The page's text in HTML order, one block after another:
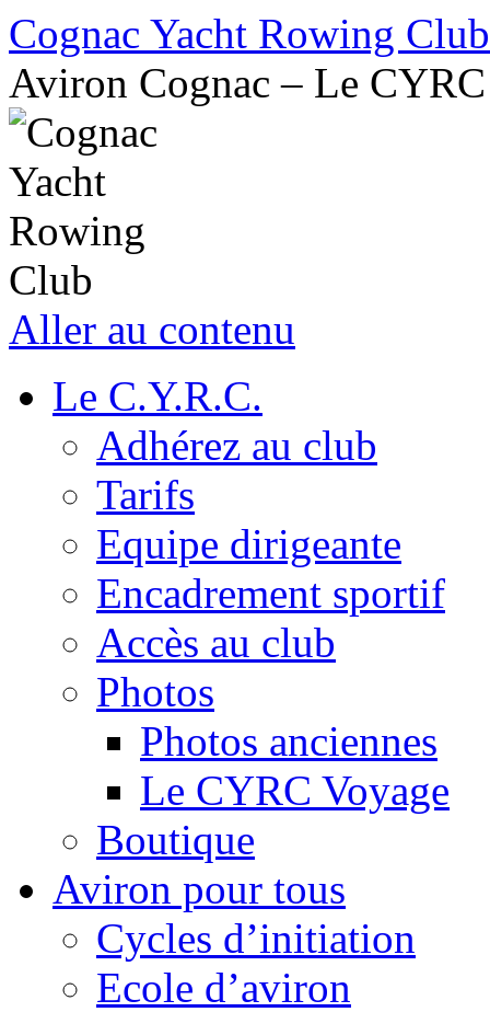
Cognac Yacht Rowing Club
Aviron Cognac – Le CYRC
Aller au contenu
Le C.Y.R.C.
Adhérez au club
Tarifs
Equipe dirigeante
Encadrement sportif
Accès au club
Photos
Photos anciennes
Le CYRC Voyage
Boutique
Aviron pour tous
Cycles d’initiation
Ecole d’aviron